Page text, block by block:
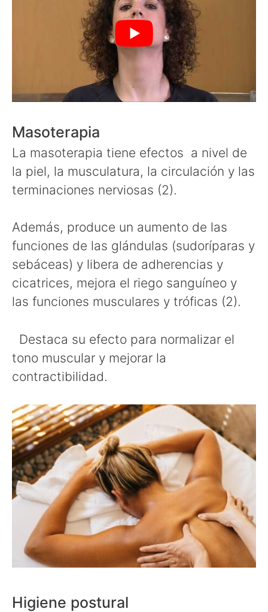
Masoterapia
La masoterapia tiene efectos a nivel de
la piel, la musculatura, la circulación y las
terminaciones nerviosas (2).
Además, produce un aumento de las
funciones de las glándulas (sudoríparas y
sebáceas) y libera de adherencias y
cicatrices, mejora el riego sanguíneo y
las funciones musculares y tróficas (2).
Destaca su efecto para normalizar el
tono muscular y mejorar la
contractibilidad.
Higiene postural